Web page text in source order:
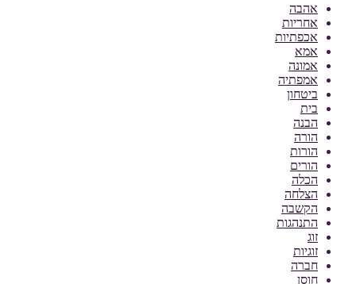
אהבה
אחריות
אכפתיות
אמא
אמונה
אמפתיה
ביטחון
בית
הבנה
הורה
הורות
הורים
הכלה
הצלחה
הקשבה
התנהגות
זוג
זוגיות
חברה
חוסן